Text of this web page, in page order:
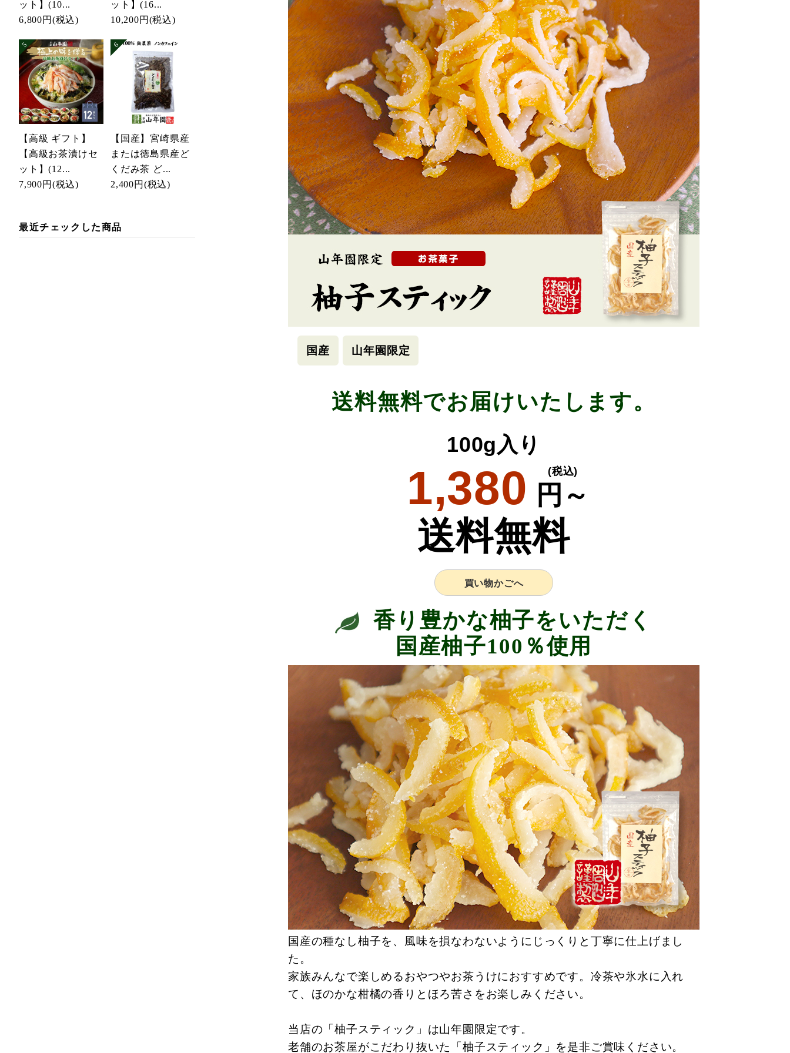
ット】(10...
6,800円 (税込)
ット】(16...
10,200円 (税込)
【高級 ギフト】
【高級お茶漬けセ
ット】(12...
7,900円 (税込)
【国産】宮崎県産
または徳島県産ど
くだみ茶 ど...
2,400円 (税込)
最近チェックした商品
国産 山年園限定
送料無料でお届けいたします。
100g入り
1,380 円～
(税込)
送料無料
買い物かごへ
香り豊かな柚子をいただく
国産柚子100％使用
国産の種なし柚子を、風味を損なわないようにじっくりと丁寧に仕上げまし
た。
家族みんなで楽しめるおやつやお茶うけにおすすめです。冷茶や氷水に入れ
て、ほのかな柑橘の香りとほろ苦さをお楽しみください。
当店の「柚子スティック」は山年園限定です。
老舗のお茶屋がこだわり抜いた「柚子スティック」を是非ご賞味ください。